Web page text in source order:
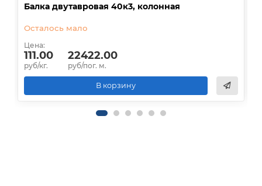
Балка двутавровая 40к3, колонная
Осталось мало
Цена:
111.00
руб/кг.
22422.00
руб/пог. м.
В корзину